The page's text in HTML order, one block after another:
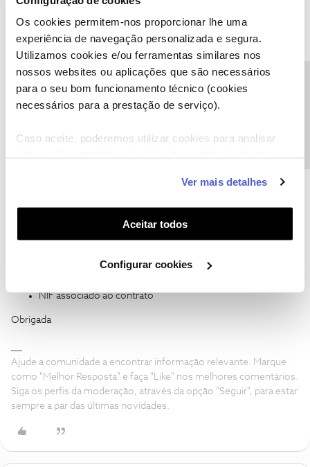
Os cookies permitem-nos proporcionar lhe uma
experiência de navegação personalizada e segura.
Utilizamos cookies e/ou ferramentas similares nos
nossos websites ou aplicações que são necessários
para o seu bom funcionamento técnico (cookies
necessários para a prestação de serviço).
Caso aceite, poderemos utilizar cookies para analisar
funcionalidades (cookies de personalização e
funcionalidade) e adaptar anúncios aos seus interesses
(cookies de publicidade personalizada). Pode gerir a
utilização dos cookies clicando em "Configurar
Ver mais detalhes
Aceitar todos
Configurar cookies
Tenho novo periodo de fidelização?
fidelização.
Vamos, no entanto, ajudar a analisar a situação que descreve.
Envie-nos, por favor, uma mensagem prviada para o perfil ​
NIF associado ao contrato
Obrigada
Ajude a comunidade a encontrar informação relevante. Marque
como "Melhor Resposta" e faça "Like" nos melhores comentários.
Siga os perfis da moderação, através da opção "Seguir", para estar
sempre a par das últimas novidades.